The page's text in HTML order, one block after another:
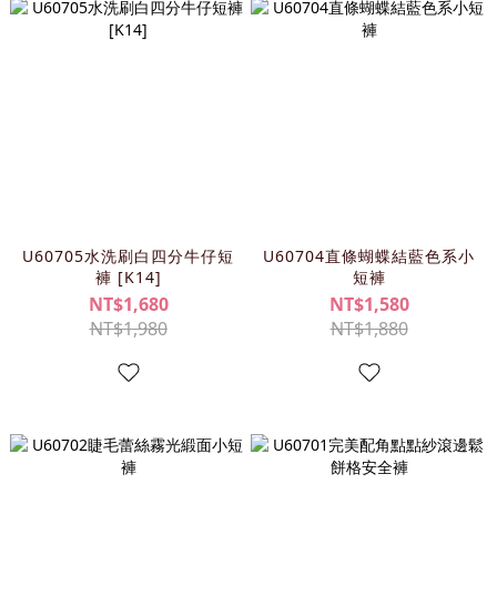
U60705水洗刷白四分牛仔短
褲 [K14]
NT$1,680
NT$1,980
U60704直條蝴蝶結藍色系小
短褲
NT$1,580
NT$1,880